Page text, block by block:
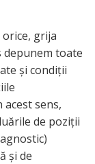
grija
depunem toate
și condiții
sens,
de poziții
și de